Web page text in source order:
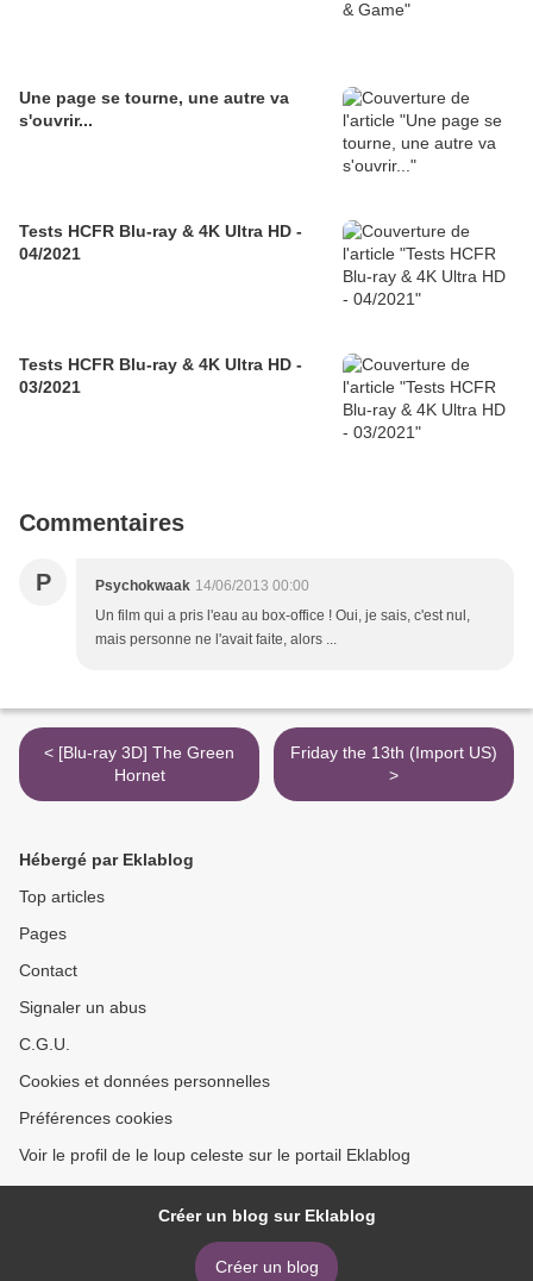
Une page se tourne, une autre va
s'ouvrir...
Tests HCFR Blu-ray & 4K Ultra HD -
04/2021
Tests HCFR Blu-ray & 4K Ultra HD -
03/2021
Commentaires
P Psychokwaak 14/06/2013 00:00
Un film qui a pris l'eau au box-office ! Oui, je sais, c'est nul,
mais personne ne l'avait faite, alors ...
< [Blu-ray 3D] The Green
Hornet
Friday the 13th (Import US)
>
Hébergé par Eklablog
Top articles
Pages
Contact
Signaler un abus
C.G.U.
Cookies et données personnelles
Préférences cookies
Voir le profil de le loup celeste sur le portail Eklablog
Créer un blog sur Eklablog
Créer un blog